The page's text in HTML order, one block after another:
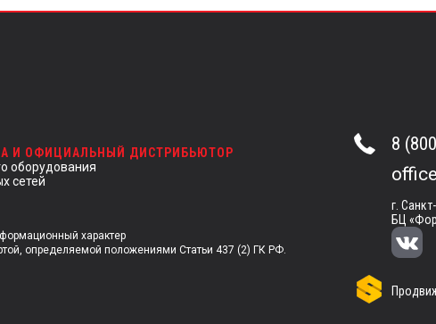
И ОФИЦИАЛЬНЫЙ ДИСТРИБЬЮТОР
оборудования
сетей
характер
определяемой положениями Статьи 437 (2) ГК РФ.
8
г.
БЦ